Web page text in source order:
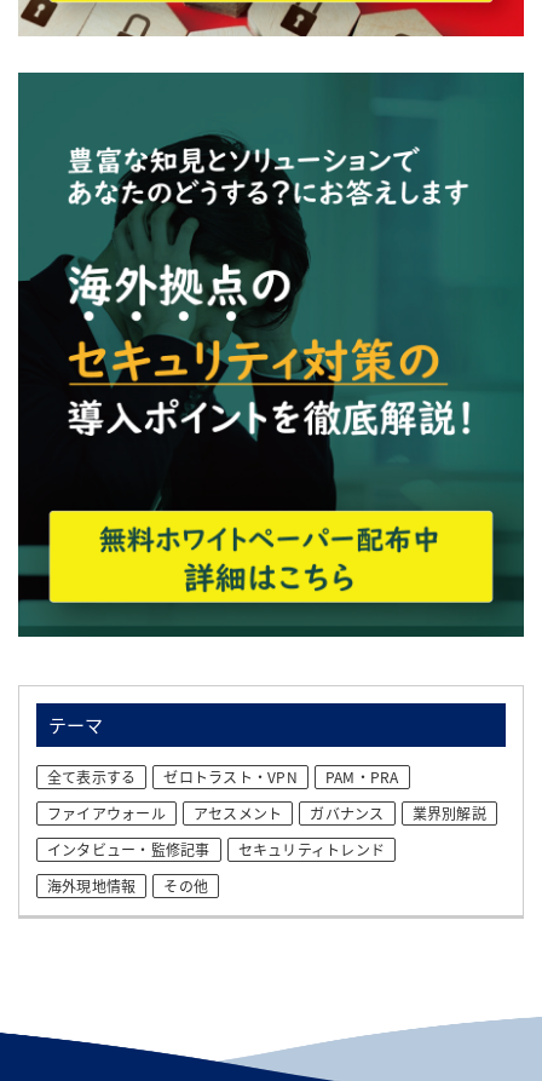
テーマ
全て表示する ゼロトラスト・VPN
PAM・PRA
ファイアウォール
アセスメント ガバナンス
業界別解説
インタビュー・監修記事
セキュリティトレンド
海外現地情報
その他